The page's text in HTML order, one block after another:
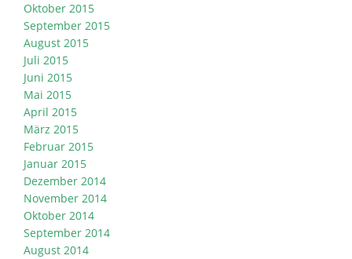
Oktober 2015
September 2015
August 2015
Juli 2015
Juni 2015
Mai 2015
April 2015
März 2015
Februar 2015
Januar 2015
Dezember 2014
November 2014
Oktober 2014
September 2014
August 2014